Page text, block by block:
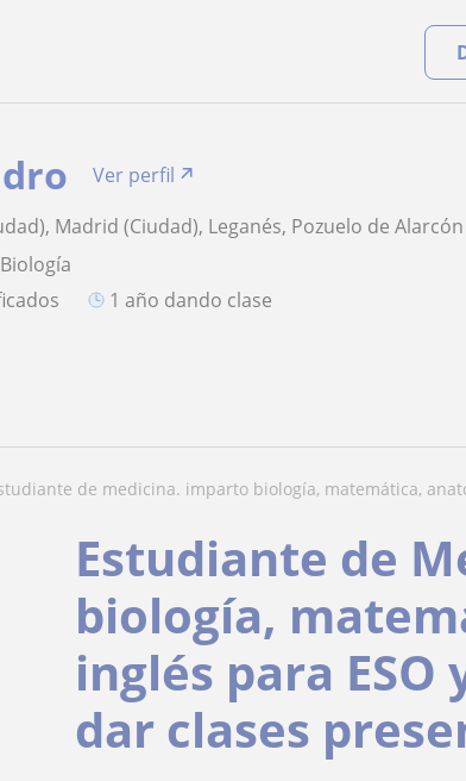
Ver perfil
Madrid (Ciudad), Leganés, Pozuelo de Alarcón
1 año dando clase
de medicina. imparto biología, matemática,
Estudiante de
biología,
inglés para
dar clases